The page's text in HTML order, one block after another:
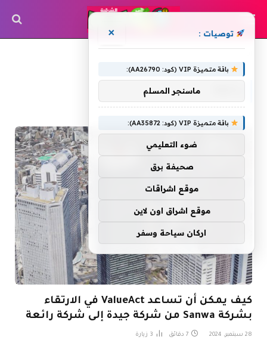
كيف يمكن أن تساعد ValueAct في الارتقاء
بشركة Sanwa من شركة جيدة إلى شركة رائعة
28 سبتمبر، 2024 7 دقائق 3 زيارة
توصيات : ×
باقة متميزة VIP (كود: AA26790):
ماسنجر المسلم
باقة متميزة VIP (كود: AA35872):
ضوء التعليمي
صحيفة برق
موقع اشراقات
موقع اشراق اون لاين
اركان سياحة وسفر